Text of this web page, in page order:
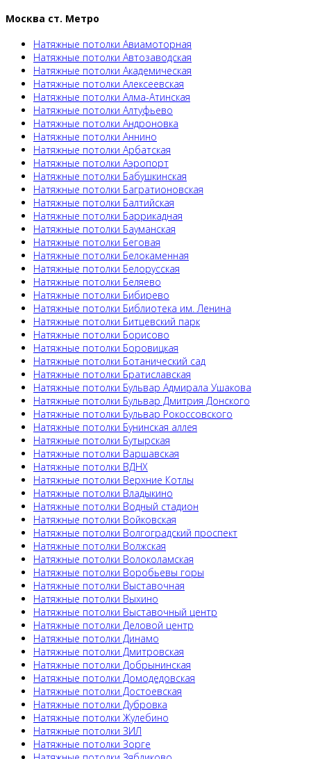
Москва ст. Метро
Натяжные потолки Авиамоторная
Натяжные потолки Автозаводская
Натяжные потолки Академическая
Натяжные потолки Алексеевская
Натяжные потолки Алма-Атинская
Натяжные потолки Алтуфьево
Натяжные потолки Андроновка
Натяжные потолки Аннино
Натяжные потолки Арбатская
Натяжные потолки Аэропорт
Натяжные потолки Бабушкинская
Натяжные потолки Багратионовская
Натяжные потолки Балтийская
Натяжные потолки Баррикадная
Натяжные потолки Бауманская
Натяжные потолки Беговая
Натяжные потолки Белокаменная
Натяжные потолки Белорусская
Натяжные потолки Беляево
Натяжные потолки Бибирево
Натяжные потолки Библиотека им. Ленина
Натяжные потолки Битцевский парк
Натяжные потолки Борисово
Натяжные потолки Боровицкая
Натяжные потолки Ботанический сад
Натяжные потолки Братиславская
Натяжные потолки Бульвар Адмирала Ушакова
Натяжные потолки Бульвар Дмитрия Донского
Натяжные потолки Бульвар Рокоссовского
Натяжные потолки Бунинская аллея
Натяжные потолки Бутырская
Натяжные потолки Варшавская
Натяжные потолки ВДНХ
Натяжные потолки Верхние Котлы
Натяжные потолки Владыкино
Натяжные потолки Водный стадион
Натяжные потолки Войковская
Натяжные потолки Волгоградский проспект
Натяжные потолки Волжская
Натяжные потолки Волоколамская
Натяжные потолки Воробьевы горы
Натяжные потолки Выставочная
Натяжные потолки Выхино
Натяжные потолки Выставочный центр
Натяжные потолки Деловой центр
Натяжные потолки Динамо
Натяжные потолки Дмитровская
Натяжные потолки Добрынинская
Натяжные потолки Домодедовская
Натяжные потолки Достоевская
Натяжные потолки Дубровка
Натяжные потолки Жулебино
Натяжные потолки ЗИЛ
Натяжные потолки Зорге